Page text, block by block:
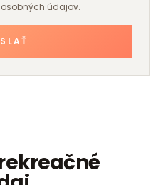
osobných údajov.